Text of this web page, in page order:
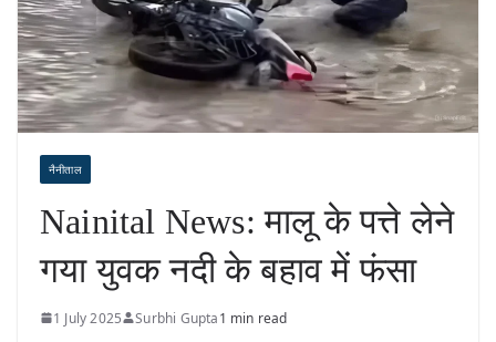
नैनीताल
Nainital News: मालू के पत्ते लेने
गया युवक नदी के बहाव में फंसा
1 July 2025 Surbhi Gupta1 min read